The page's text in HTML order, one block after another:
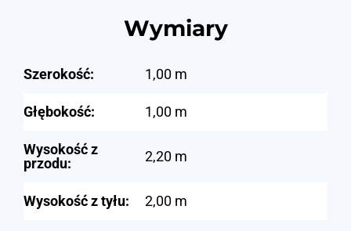
Wymiary
Szerokość: 1,00 m
Głębokość: 1,00 m
Wysokość z
przodu:
2,20 m
Wysokość z tyłu: 2,00 m